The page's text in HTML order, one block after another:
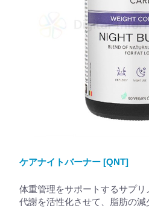
ケアナイトバーナー [QNT]
体重管理をサポートするサプ
代謝を活性化させて、脂肪の